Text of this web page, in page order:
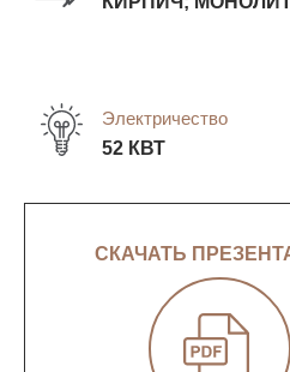
Электричество
52 КВТ
СКАЧАТЬ